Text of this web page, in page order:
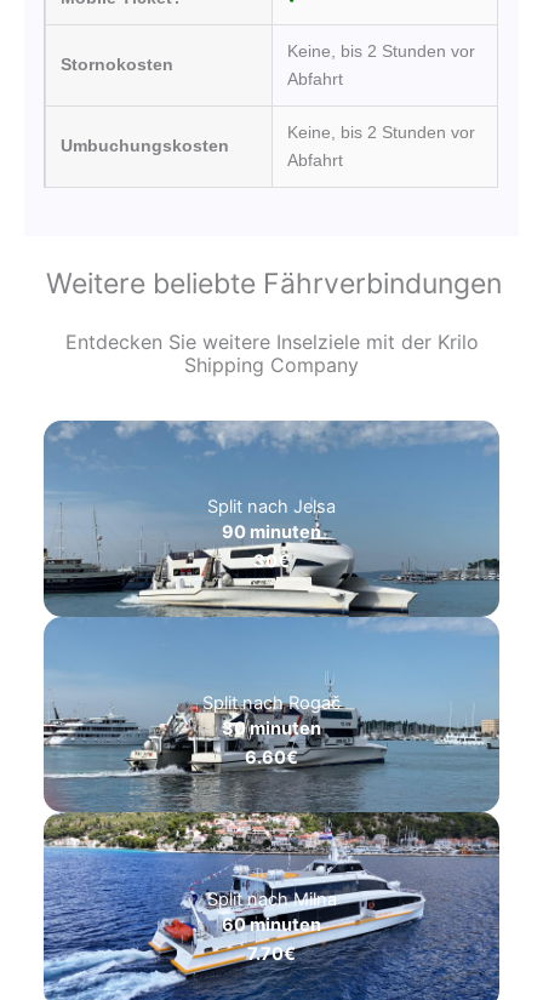
Stornokosten
Keine, bis 2 Stunden vor
Abfahrt
Umbuchungskosten
Keine, bis 2 Stunden vor
Abfahrt
Weitere beliebte Fährverbindungen
Entdecken Sie weitere Inselziele mit der Krilo
Shipping Company
Split nach Jelsa
90 minuten
30€
Split nach Rogač
30 minuten
6.60€
Split nach Milna
60 minuten
7.70€